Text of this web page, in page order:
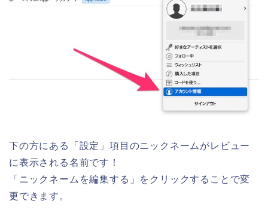
下の方にある「設定」項目のニックネームがレビュー
に表示される名前です！
「ニックネームを編集する」をクリックすることで変
更できます。